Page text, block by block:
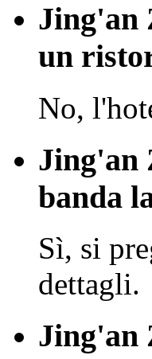
Jing'an
un
No,
Jing'an
banda
Sì, si
dettagli.
Jing'an